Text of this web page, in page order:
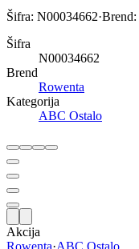
Šifra: N00034662·Brend:
Šifra
N00034662
Brend
Rowenta
Kategorija
ABC Ostalo
Akcija
Rowenta·ABC Ostalo